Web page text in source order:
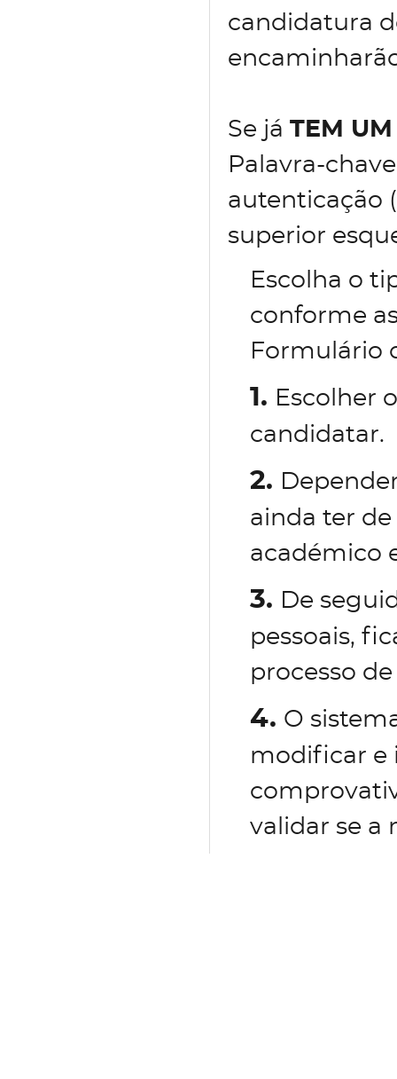
candidatura
Se já TEM UM
Palavra-
autenticação
superior
Escolha o
conforme
Formulário
1. Escolher
candidatar.
2.
ainda ter
académico
3. De
pessoais,
processo
4. O
modificar e
validar se a